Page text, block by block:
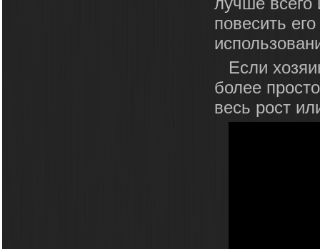
повесить
Если
более
весь рост